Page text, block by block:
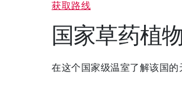
获取路线
国家草药植
在这个国家级温室了解该国的